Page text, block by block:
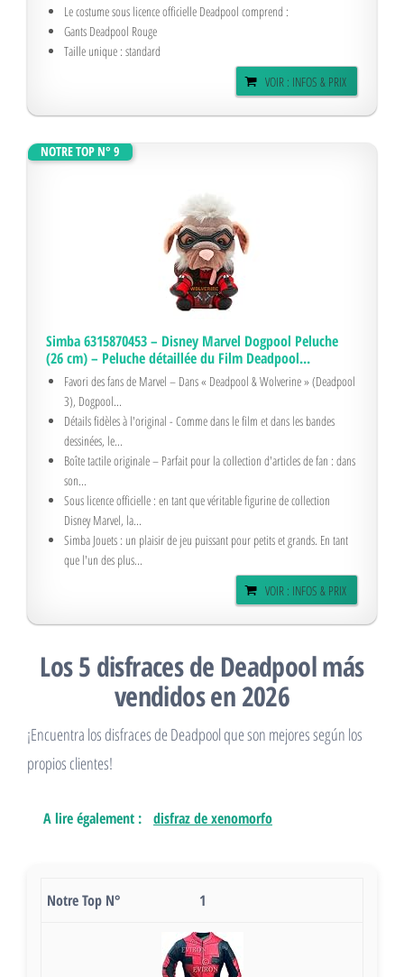
Le costume sous licence officielle Deadpool comprend :
Gants Deadpool Rouge
Taille unique : standard
VOIR : INFOS & PRIX
NOTRE TOP N° 9
Simba 6315870453 – Disney Marvel Dogpool Peluche
(26 cm) – Peluche détaillée du Film Deadpool...
Favori des fans de Marvel – Dans « Deadpool & Wolverine » (Deadpool
3), Dogpool...
Détails fidèles à l'original - Comme dans le film et dans les bandes
dessinées, le...
Boîte tactile originale – Parfait pour la collection d'articles de fan : dans
son...
Sous licence officielle : en tant que véritable figurine de collection
Disney Marvel, la...
Simba Jouets : un plaisir de jeu puissant pour petits et grands. En tant
que l'un des plus...
VOIR : INFOS & PRIX
Los 5 disfraces de Deadpool más
vendidos en 2026
¡Encuentra los disfraces de Deadpool que son mejores según los
propios clientes!
A lire également : disfraz de xenomorfo
1